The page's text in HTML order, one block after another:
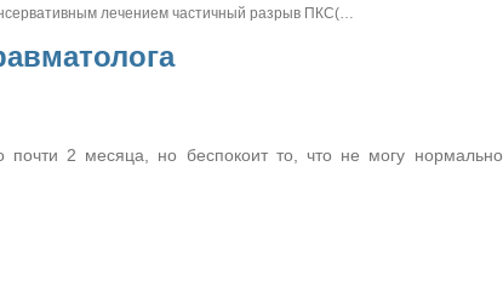
лечением частичный разрыв ПКС(…
2 месяца, но беспокоит то, что не могу нормально